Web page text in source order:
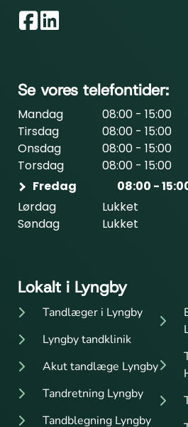
Se vores telefontider:
Mandag
08:00 - 15:00
Tirsdag
08:00 - 15:00
Onsdag
08:00 - 15:00
Torsdag
08:00 - 15:00
Fredag
08:00 -
Lørdag
Lukket
Søndag
Lukket
Lokalt i Lyngby
Tandlæger i Lyngby
Lyngby tandklinik
Akut tandlæge Lyngby
Tandretning Lyngby
Tandblegning Lyngby